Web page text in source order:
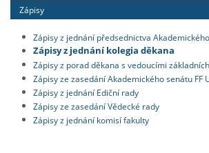
Zápisy
Zápisy z jednání předsednictva
Zápisy z jednání kolegia děkana
Zápisy z porad děkana s vedoucími
Zápisy ze zasedání Akademického senátu FF
Zápisy z jednání Ediční rady
Zápisy ze zasedání Vědecké rady
Zápisy z jednání komisí fakulty